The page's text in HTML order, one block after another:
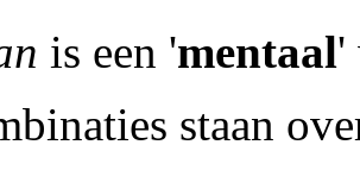
is een 'mentaal'
staan